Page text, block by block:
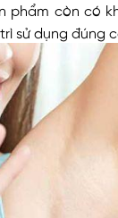
phẩm còn có
sử dụng đúng